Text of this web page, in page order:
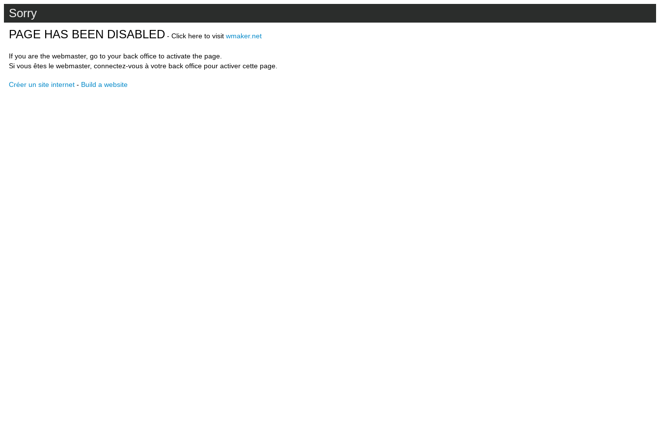
Sorry
PAGE HAS BEEN DISABLED - Click here to visit wmaker.net
If you are the webmaster, go to your back office to activate the page.
Si vous êtes le webmaster, connectez-vous à votre back office pour activer cette page.
Créer un site internet - Build a website